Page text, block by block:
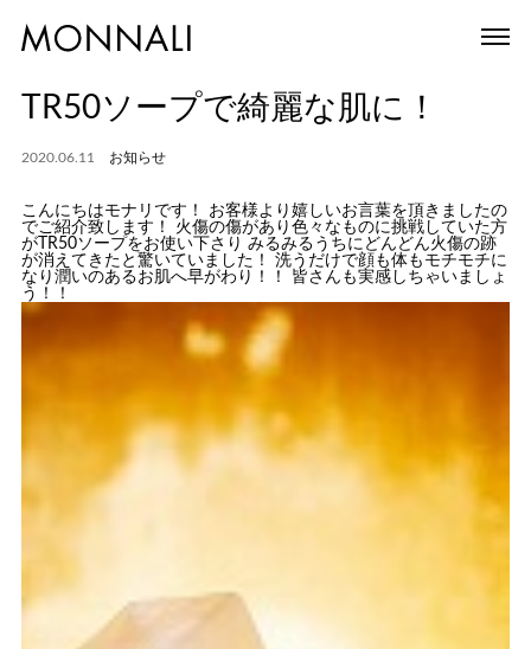
TR50ソープで綺麗な肌に！
2020.06.11 お知らせ
こんにちはモナリです！ お客様より嬉しいお言葉を頂きましたの
でご紹介致します！ 火傷の傷があり色々なものに挑戦していた方
がTR50ソープをお使い下さり みるみるうちにどんどん火傷の跡
が消えてきたと驚いていました！ 洗うだけで顔も体もモチモチに
なり潤いのあるお肌へ早がわり！！ 皆さんも実感しちゃいましょ
う！！